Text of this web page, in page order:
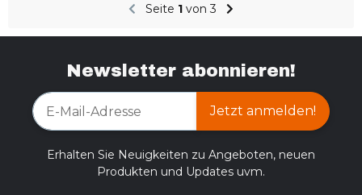
Seite 1 von 3
Newsletter abonnieren!
Jetzt anmelden!
Erhalten Sie Neuigkeiten zu Angeboten, neuen
Produkten und Updates uvm.